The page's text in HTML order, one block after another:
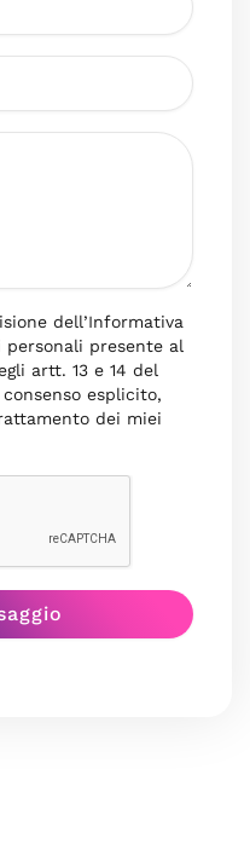
dell’Informativa
presente al
artt. 13 e 14 del
esplicito,
dei miei